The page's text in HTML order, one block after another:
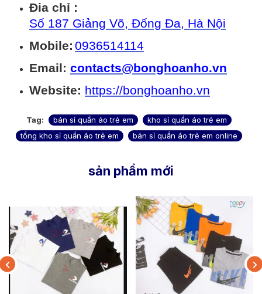
Đia chỉ :
Số 187 Giảng Võ, Đống Đa, Hà Nội
Mobile: 0936514114
Email: contacts@bonghoanho.vn
Website: https://bonghoanho.vn
Tag: bán sỉ quần áo trẻ em
kho sỉ quần áo trẻ em
tổng kho sỉ quần áo trẻ em
bán sỉ quần áo trẻ em online
sản phẩm mới